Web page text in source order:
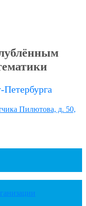
Петербурга
Пилютова, д. 50,